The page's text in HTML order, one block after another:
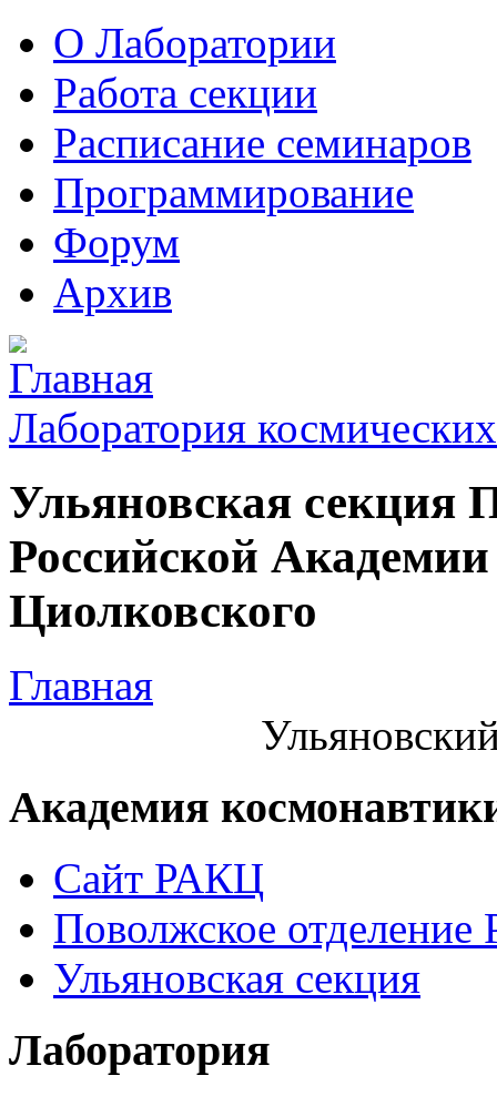
О Лаборатории
Работа секции
Расписание семинаров
Программирование
Форум
Архив
Лаборатория
Ульяновская секция
Российской
Циолковского
Главная
Академия
Сайт РАКЦ
Поволжское
Ульяновская секция
Лаборатория